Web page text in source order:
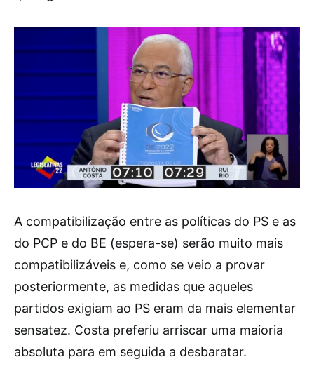
A compatibilização entre as políticas do PS e as
do PCP e do BE (espera-se) serão muito mais
compatibilizáveis e, como se veio a provar
posteriormente, as medidas que aqueles
partidos exigiam ao PS eram da mais elementar
sensatez. Costa preferiu arriscar uma maioria
absoluta para em seguida a desbaratar.